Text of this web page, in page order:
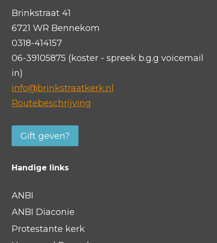
Brinkstraat 41
6721 WR Bennekom
0318-414157
06-39105875 (koster - spreek b.g.g voicemail
in)
info@brinkstraatkerk.nl
Routebeschrijving
Gift geven?
Handige links
ANBI
ANBI Diaconie
Protestante kerk